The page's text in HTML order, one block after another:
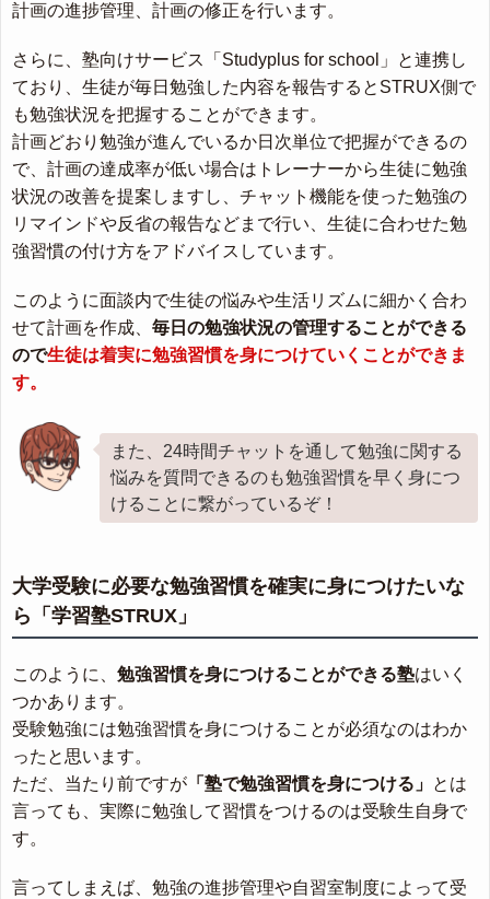
計画の進捗管理、計画の修正を行います。
さらに、塾向けサービス「Studyplus for school」と連携し
ており、生徒が毎日勉強した内容を報告するとSTRUX側で
も勉強状況を把握することができます。
計画どおり勉強が進んでいるか日次単位で把握ができるの
で、計画の達成率が低い場合はトレーナーから生徒に勉強
状況の改善を提案しますし、チャット機能を使った勉強の
リマインドや反省の報告などまで行い、生徒に合わせた勉
強習慣の付け方をアドバイスしています。
このように面談内で生徒の悩みや生活リズムに細かく合わ
せて計画を作成、 毎日の勉強状況の管理することができる
ので生徒は着実に勉強習慣を身につけていくことができま
す。
また、24時間チャットを通して勉強に関する
悩みを質問できるのも勉強習慣を早く身につ
けることに繋がっているぞ！
大学受験に必要な勉強習慣を確実に身につけたいな
ら「学習塾STRUX」
このように、 勉強習慣を身につけることができる塾はいく
つかあります。
受験勉強には勉強習慣を身につけることが必須なのはわか
ったと思います。
ただ、当たり前ですが 「塾で勉強習慣を身につける」 とは
言っても、実際に勉強して習慣をつけるのは受験生自身で
す。
言ってしまえば、勉強の進捗管理や自習室制度によって受